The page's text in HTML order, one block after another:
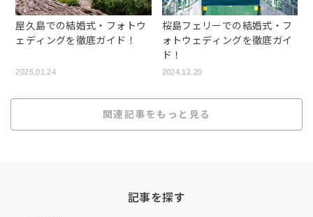
屋久島での結婚式・フォトウ
ェディングを徹底ガイド！
2025.01.24
桜島フェリーでの結婚式・フ
ォトウェディングを徹底ガイ
ド！
2024.12.20
関連記事をもっと見る
記事を探す